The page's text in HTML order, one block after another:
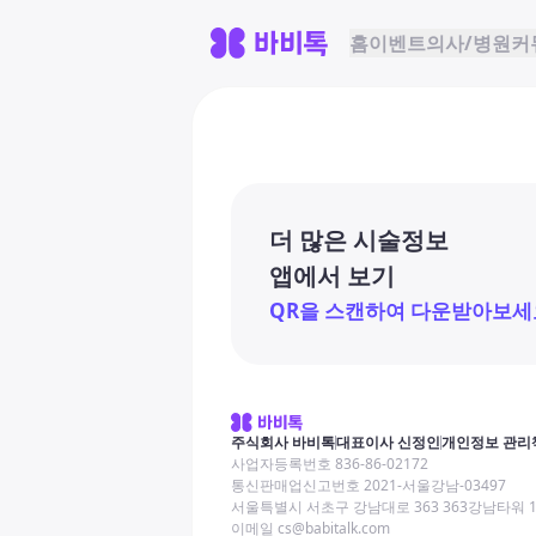
홈이벤트의사/병원커
더 많은 시술정보
앱에서 보기
QR을 스캔하여 다운받아보세
주식회사 바비톡대표이사 신정인개인정보 관리
사업자등록번호 836-86-02172
통신판매업신고번호 2021-서울강남-03497
서울특별시 서초구 강남대로 363 363강남타워
이메일 cs@babitalk.com